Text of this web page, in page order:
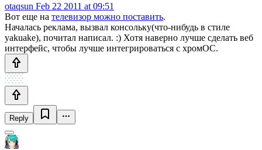
otaqsun Feb 22 2011 at 09:51
Вот еще на телевизор можно поставить.
Началась реклама, вызвал консольку(что-нибудь в стиле
yakuake), почитал написал. :) Хотя наверно лучше сделать веб
интерфейс, чтобы лучше интегрироваться с хромОС.
Reply